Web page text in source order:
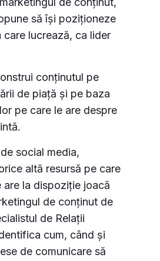
să își poziționeze
care lucrează, ca lider
conținutul pe
de piață și pe baza
pe care le are despre
social media,
altă resursă pe care
are la dispoziție joacă
de conținut de
de Relații
cum, când și
de comunicare să